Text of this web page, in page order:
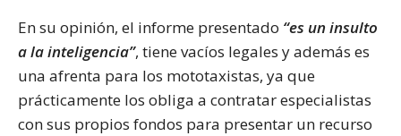
En su opinión, el informe presentado “es un insulto
a la inteligencia”, tiene vacíos legales y además es
una afrenta para los mototaxistas, ya que
prácticamente los obliga a contratar especialistas
con sus propios fondos para presentar un recurso